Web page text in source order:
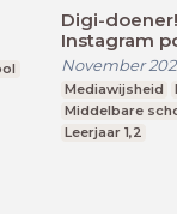
Digi-
Instagram
November
Mediawijsheid
Middelbare
Leerjaar 1,2